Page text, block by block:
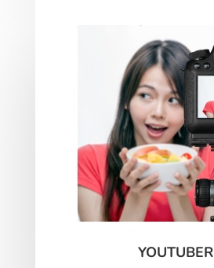
YOUTUBER